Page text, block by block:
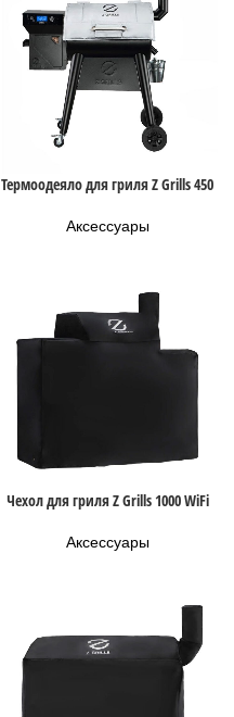
Термоодеяло для гриля Z Grills 450
Аксессуары
Чехол для гриля Z Grills 1000 WiFi
Аксессуары